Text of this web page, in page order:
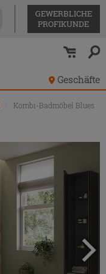
GEWERBLICHE
PROFIKUNDE
Geschäfte
Kombi-Badmöbel Blues